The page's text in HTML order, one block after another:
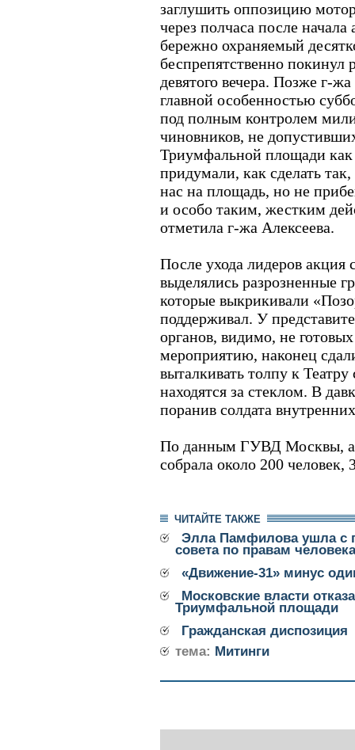
заглушить оппозицию
через полчаса после
бережно охраняемый
беспрепятственно покинул
девятого вечера. Позже г-
главной особенностью
под полным контролем
чиновников, не
Триумфальной площади как
придумали, как сделать
нас на площадь, но не
и особо таким, жестким
отметила г-жа Алексеева.
После ухода лидеров акция
выделялись разрозненные
которые выкрикивали
поддерживал. У
органов, видимо, не
мероприятию, наконец
выталкивать толпу к
находятся за стеклом. В
поранив солдата
По данным ГУВД Москвы,
собрала около 200
ЧИТАЙТЕ ТАКЖЕ
Элла Памфилова ушла с
совета по правам человека
«Движение-31» минус
Московские власти
Триумфальной площади
Гражданская диспозиция
тема: Митинги